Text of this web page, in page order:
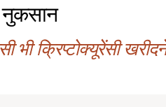
भी क्रिप्टोक्यूरेंसी